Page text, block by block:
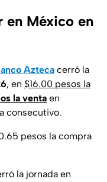
en México en
Azteca cerró la
, en $16.00 pesos la
la venta en
consecutivo.
pesos la compra
la jornada en